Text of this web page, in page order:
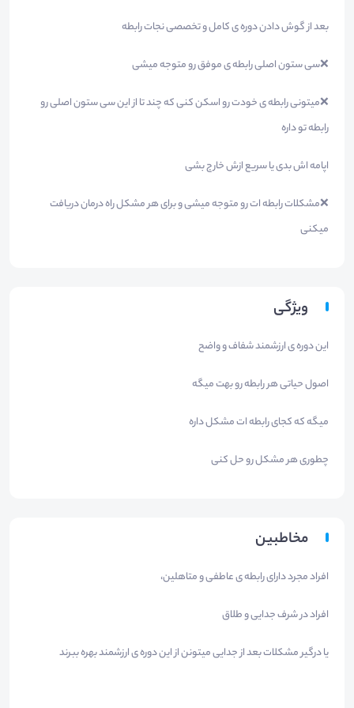
بعد از گوش دادن دوره ی کامل و تخصصی نجات رابطه
❌سی ستون اصلی رابطه ی موفق رو متوجه میشی
❌میتونی رابطه ی خودت رو اسکن کنی که چند تا از این سی ستون اصلی رو
رابطه تو داره
اپامه اش بدی یا سریع ازش خارج بشی
❌مشکلات رابطه ات رو متوجه میشی و برای هر مشکل راه درمان دریافت
میکنی
ویژگی
این دوره ی ارزشمند شفاف و واضح
اصول حیاتی هر رابطه رو بهت میگه
میگه که کجای رابطه ات مشکل داره
چطوری هر مشکل رو حل کنی
مخاطبین
افراد مجرد دارای رابطه ی عاطفی و متاهلین،
افراد در شرف جدایی و طلاق
یا درگیر مشکلات بعد از جدایی میتونن از این دوره ی ارزشمند بهره ببرند